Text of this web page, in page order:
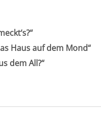
Haus auf dem Mond“
dem All?“